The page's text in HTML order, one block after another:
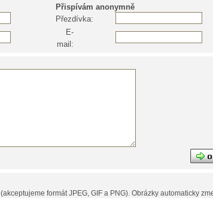
Přispívám anonymně
Přezdívka:
E-
mail:
(akceptujeme formát JPEG, GIF a PNG).Obrázky automaticky